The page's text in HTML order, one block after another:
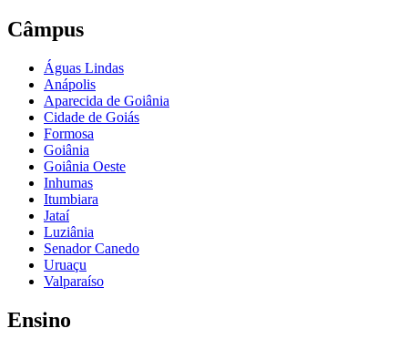
Câmpus
Águas Lindas
Anápolis
Aparecida de Goiânia
Cidade de Goiás
Formosa
Goiânia
Goiânia Oeste
Inhumas
Itumbiara
Jataí
Luziânia
Senador Canedo
Uruaçu
Valparaíso
Ensino